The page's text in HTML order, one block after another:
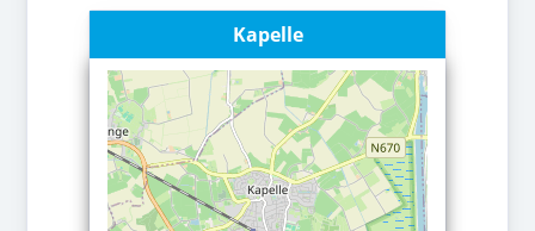
Kapelle